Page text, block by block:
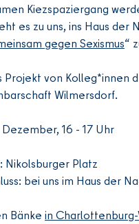
Kiezspaziergang
es zu uns, ins Haus
gegen Sexismus“
Projekt von
Wilmersdorf.
16 - 17 Uhr
Nikolsburger Platz
bei uns im Haus der
Bänke in